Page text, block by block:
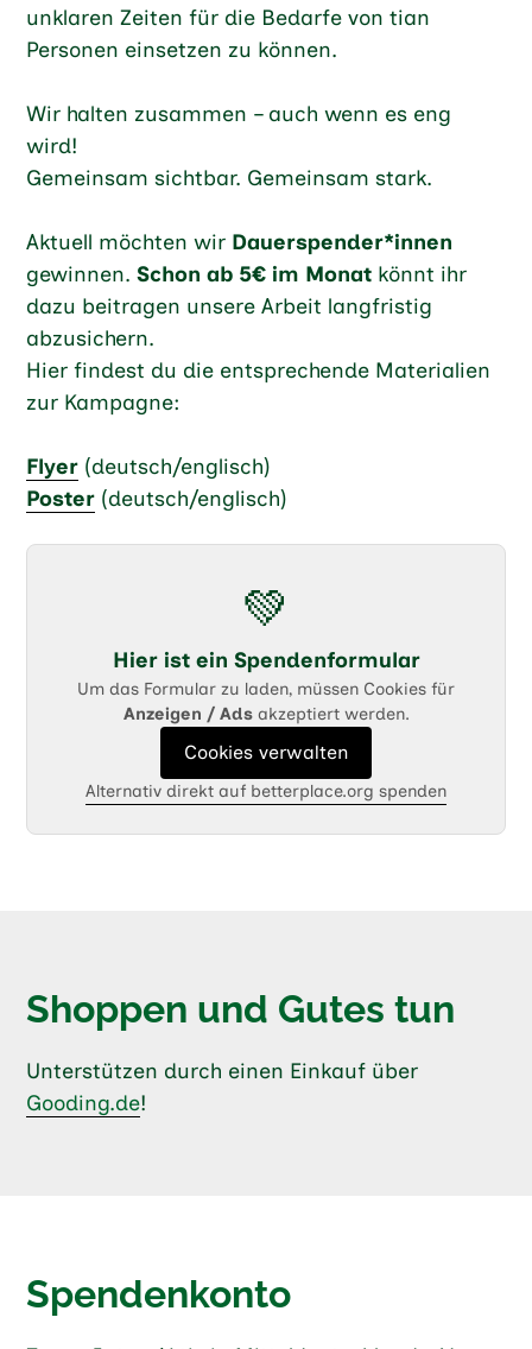
unklaren Zeiten für die Bedarfe von tian
Personen einsetzen zu können.
Wir halten zusammen – auch wenn es eng
wird!
Gemeinsam sichtbar. Gemeinsam stark.
Aktuell möchten wir Dauerspender*innen
gewinnen.Schon ab 5€ im Monat könnt ihr
dazu beitragen unsere Arbeit langfristig
abzusichern.
Hier findest du die entsprechende Materialien
zur Kampagne:
Flyer (deutsch/englisch)
Poster (deutsch/englisch)
💚
Hier ist ein Spendenformular
Um das Formular zu laden, müssen Cookies für
Anzeigen / Adsakzeptiert werden.
Cookies verwalten
Alternativ direkt auf betterplace.org spenden
Shoppen und Gutes tun
Unterstützen durch einen Einkauf über
Gooding.de!
Spendenkonto